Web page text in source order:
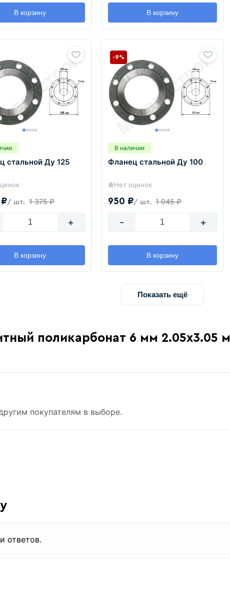
В корзину В корзину
стальной Ду 125
₽/ шт. 1 375 ₽
+
В корзину
В наличии
Фланец стальной Ду 100
Нет оценок
950 ₽/ шт. 1 045 ₽
-9%
- +
В корзину
Показать ещё
поликарбонат 6 мм 2.05х3.05 м
покупателям в выборе.
ответов.